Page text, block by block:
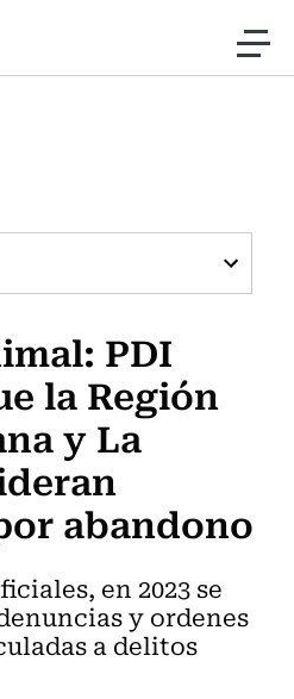
al contenido
Usach
PDI
la Región
y La
abandono
en 2023 se
y ordenes
a delitos